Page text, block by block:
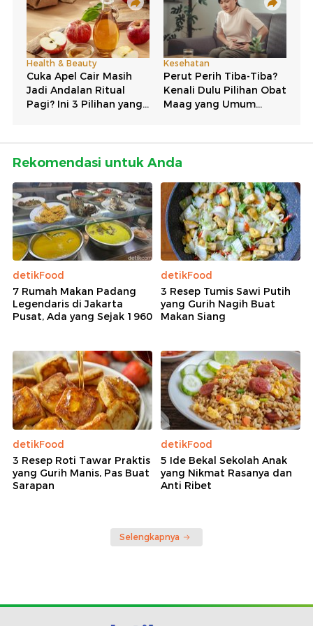
Rekomendasi untuk Anda
detikFood
7 Rumah Makan Padang
Legendaris di Jakarta
Pusat, Ada yang Sejak 1960
detikFood
3 Resep Tumis Sawi Putih
yang Gurih Nagih Buat
Makan Siang
detikFood
3 Resep Roti Tawar Praktis
yang Gurih Manis, Pas Buat
Sarapan
detikFood
5 Ide Bekal Sekolah Anak
yang Nikmat Rasanya dan
Anti Ribet
Selengkapnya